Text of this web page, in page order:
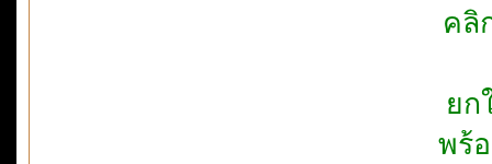
คลิ
ยก
พร้